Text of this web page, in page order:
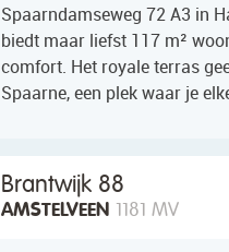
Spaarndamseweg 72 A3 in
biedt maar liefst 117 m²
comfort. Het royale terras
Spaarne, een plek waar je
Brantwijk 88
AMSTELVEEN 1181 MV